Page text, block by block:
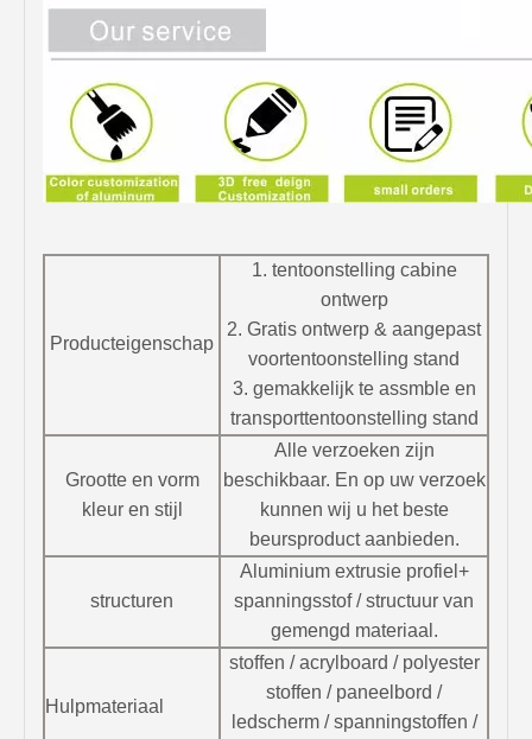
Producteigenschap
1. tentoonstelling cabine
ontwerp
2. Gratis ontwerp & aangepast
voortentoonstelling stand
3. gemakkelijk te assmble en
transporttentoonstelling stand
Grootte en vorm
kleur en stijl
Alle verzoeken zijn
beschikbaar. En op uw verzoek
kunnen wij u het beste
beursproduct aanbieden.
structuren
Aluminium extrusie profiel +
spanningsstof / structuur van
gemengd materiaal.
Hulpmateriaal
stoffen / acrylboard / polyester
stoffen / paneelbord /
ledscherm / spanningstoffen /